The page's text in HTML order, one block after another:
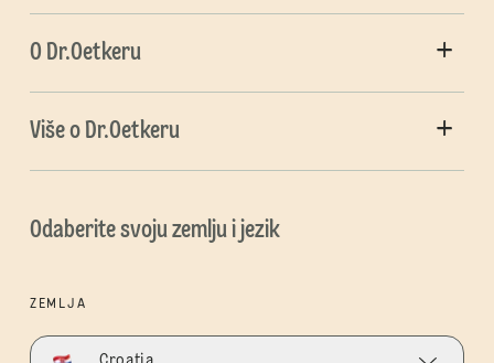
O Dr.Oetkeru
Više o Dr.Oetkeru
Odaberite svoju zemlju i jezik
ZEMLJA